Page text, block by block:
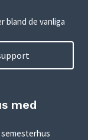
bland de vanliga
med
semesterhus